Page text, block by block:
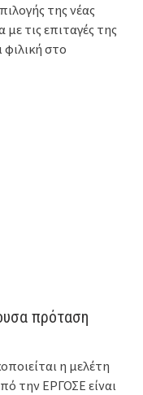
της νέας
τις επιταγές της
στο
πρόταση
η μελέτη
την ΕΡΓΟΣΕ είναι